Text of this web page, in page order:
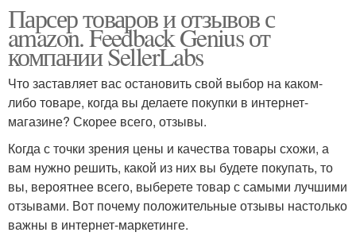
Парсер товаров и отзывов с
amazon. Feedback Genius от
компании SellerLabs
Что заставляет вас остановить свой выбор на каком-
либо товаре, когда вы делаете покупки в интернет-
магазине? Скорее всего, отзывы.
Когда с точки зрения цены и качества товары схожи, а
вам нужно решить, какой из них вы будете покупать, то
вы, вероятнее всего, выберете товар с самыми лучшими
отзывами. Вот почему положительные отзывы настолько
важны в интернет-маркетинге.